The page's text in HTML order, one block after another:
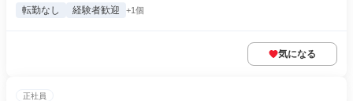
転勤なし 経験者歓迎 +1個
気になる
正社員